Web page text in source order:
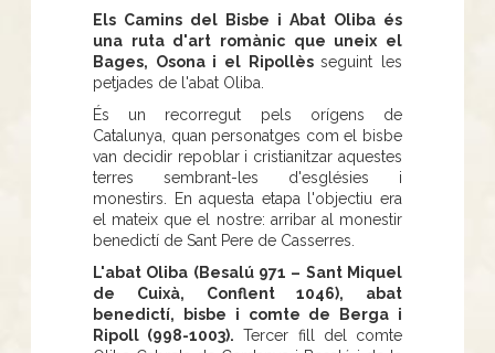
Els Camins del Bisbe i Abat Oliba és
una ruta d'art romànic que uneix el
Bages, Osona i el Ripollèsseguint les
petjades de l'abat Oliba.
És un recorregut pels orígens de
Catalunya, quan personatges com el bisbe
van decidir repoblar i cristianitzar aquestes
terres sembrant-les d'esglésies i
monestirs. En aquesta etapa l'objectiu era
el mateix que el nostre: arribar al monestir
benedictí de Sant Pere de Casserres.
L'abat Oliba (Besalú 971 – Sant Miquel
de Cuixà, Conflent 1046), abat
benedictí, bisbe i comte de Berga i
Ripoll (998-1003). Tercer fill del comte